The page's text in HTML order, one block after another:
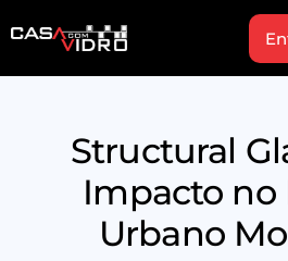
Produtos
Indique+
Workshop
Structural
Impacto no
Urbano